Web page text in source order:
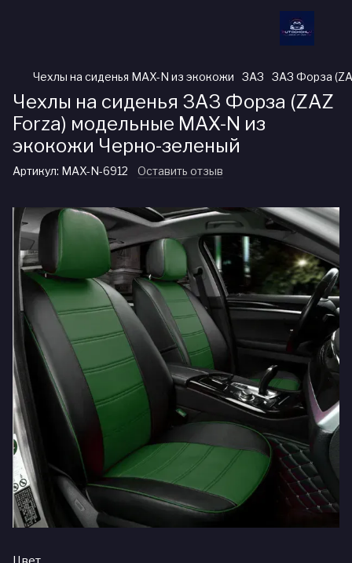
Чехлы на сиденья MAX-N из экокожи ЗАЗ ЗАЗ Форза
Чехлы на сиденья ЗАЗ Форза (ZAZ
Forza) модельные MAX-N из
экокожи Черно-зеленый
Артикул: MAX-N-6912 Оставить отзыв